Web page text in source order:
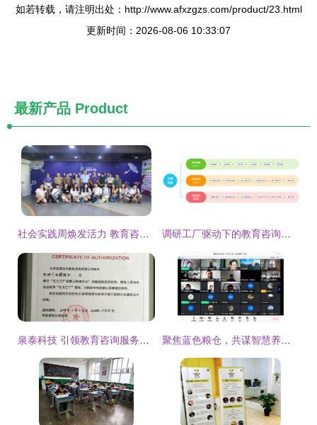
如若转载，请注明出处：http://www.afxzgzs.com/product/23.html
更新时间：2026-08-06 10:33:07
最新产品 Product